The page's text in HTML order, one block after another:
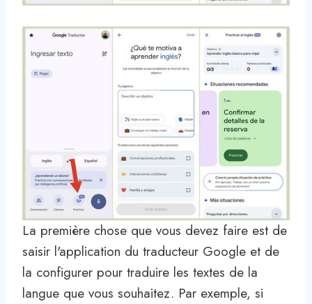
La première chose que vous devez faire est de
saisir l'application du traducteur Google et de
la configurer pour traduire les textes de la
langue que vous souhaitez. Par exemple, si